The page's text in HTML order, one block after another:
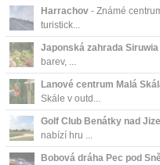
Harrachov - Známé
turistick...
Japonská zahrada Siruwia
barev, ...
Lanové centrum Malá
Skále v outd...
Golf Club Benátky nad
nabízí hru ...
Bobová dráha Pec pod